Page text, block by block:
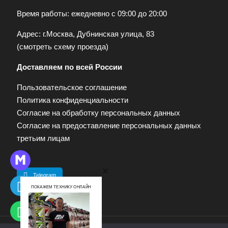
Время работы: ежедневно с 09:00 до 20:00
Адрес: г.Москва, Дубнинская улица, 83
(смотреть схему проезда)
Доставляем по всей России
Пользовательское соглашение
Политика конфиденциальности
Согласие на обработку персональных данных
Согласие на предоставление персональных данных
третьим лицам
Telegram
ПОКАЖЕМ ТЕХНИКУ ОНЛАЙН